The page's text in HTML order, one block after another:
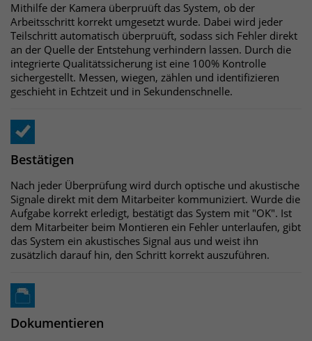
Mithilfe der Kamera überpruüft das System, ob der
Arbeitsschritt korrekt umgesetzt wurde. Dabei wird jeder
Teilschritt automatisch überpruüft, sodass sich Fehler direkt
an der Quelle der Entstehung verhindern lassen. Durch die
integrierte Qualitätssicherung ist eine 100% Kontrolle
sichergestellt. Messen, wiegen, zählen und identifizieren
geschieht in Echtzeit und in Sekundenschnelle.
Bestätigen
Nach jeder Überprüfung wird durch optische und akustische
Signale direkt mit dem Mitarbeiter kommuniziert. Wurde die
Aufgabe korrekt erledigt, bestätigt das System mit "OK". Ist
dem Mitarbeiter beim Montieren ein Fehler unterlaufen, gibt
das System ein akustisches Signal aus und weist ihn
zusätzlich darauf hin, den Schritt korrekt auszuführen.
Dokumentieren